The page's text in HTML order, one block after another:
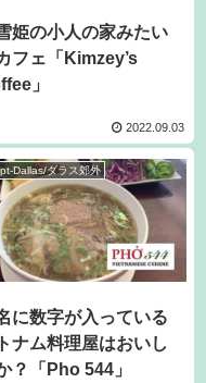
姫の小人の家みたい
フェ「Kimzey’s
」
2022.09.03
Dallas/ダラス郊外
に数字が入っている
ナム料理屋はおいし
？「Pho 544」